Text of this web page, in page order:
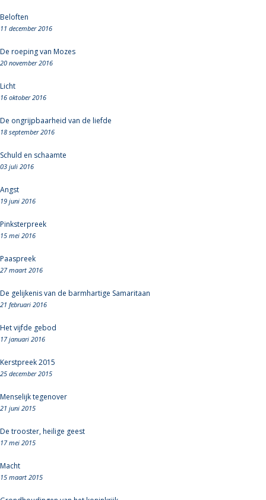
Beloften
11 december 2016
De roeping van Mozes
20 november 2016
Licht
16 oktober 2016
De ongrijpbaarheid van de liefde
18 september 2016
Schuld en schaamte
03 juli 2016
Angst
19 juni 2016
Pinksterpreek
15 mei 2016
Paaspreek
27 maart 2016
De gelijkenis van de barmhartige Samaritaan
21 februari 2016
Het vijfde gebod
17 januari 2016
Kerstpreek 2015
25 december 2015
Menselijk tegenover
21 juni 2015
De trooster, heilige geest
17 mei 2015
Macht
15 maart 2015